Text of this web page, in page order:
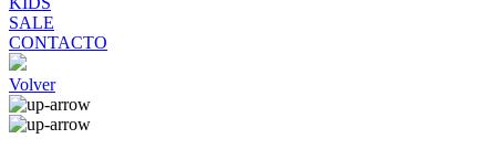
SALE
CONTACTO
Volver